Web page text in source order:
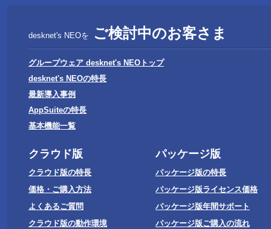
名古屋営業所
福岡営業所
受付：平日 9～
desknet's NEOを ご検討中のお客さま
グループウェア desknet's NEOトップ
desknet's NEOの特長
最新導入事例
AppSuiteの特長
基本機能一覧
クラウド版
クラウド版の特長
価格・ご購入方法
よくあるご質問
クラウド版の動作環境
パッケージ版
パッケージ版の特長
パッケージ版ライセンス価格
パッケージ版年間サポート
パッケージ版ご購入の流れ